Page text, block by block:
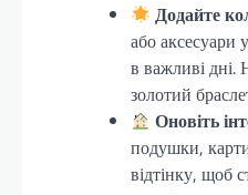
Додайте
або аксесуари
в важливі
золотий
Оновіть
подушки,
відтінку, щоб